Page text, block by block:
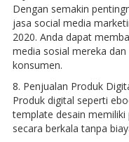
Dengan semakin
jasa social media
2020. Anda dapat
media sosial mereka
konsumen.
8. Penjualan Produk
Produk digital seperti
template desain
secara berkala tanpa